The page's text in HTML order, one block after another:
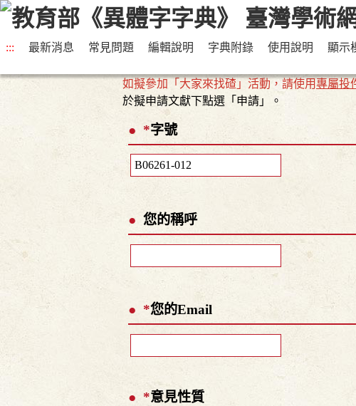
::: 最新消息 常見問題 編輯說明 字典附錄 使用說明 顯示
如擬參加「大家來找碴」活動，請使用專屬投
於擬申請文獻下點選「申請」。
*字號
您的稱呼
*您的Email
*意見性質